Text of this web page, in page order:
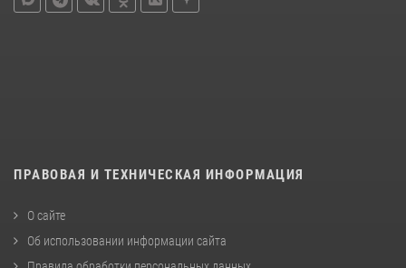
ПРАВОВАЯ И ТЕХНИЧЕСКАЯ ИНФОРМАЦИЯ
О сайте
Об использовании информации сайта